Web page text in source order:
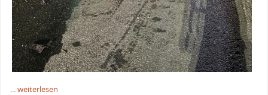
... weiterlesen